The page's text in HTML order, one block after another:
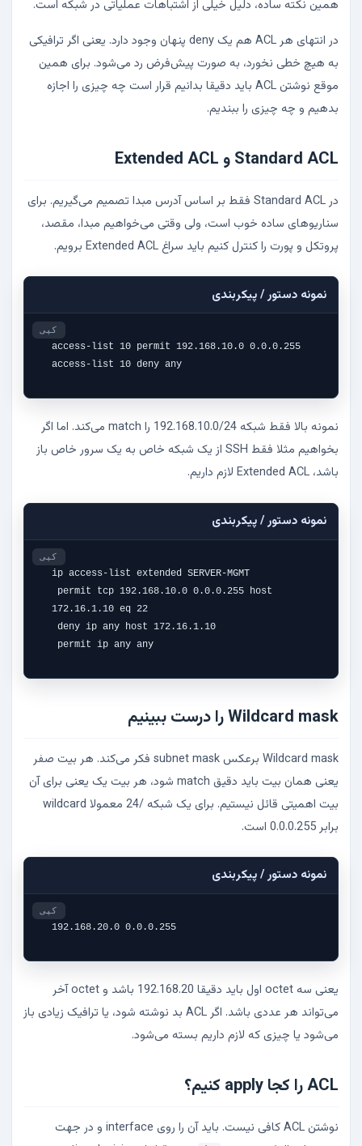
همین نکته ساده، دلیل خیلی از اشتباهات عملیاتی در شبکه است.
در انتهای هر ACL هم یک deny پنهان وجود دارد. یعنی اگر ترافیکی
به هیچ خطی نخورد، به صورت پیش‌فرض رد می‌شود. برای همین
موقع نوشتن ACL باید دقیقا بدانیم قرار است چه چیزی را اجازه
بدهیم و چه چیزی را ببندیم.
Standard ACL و Extended ACL
در Standard ACL فقط بر اساس آدرس مبدا تصمیم می‌گیریم. برای
سناریوهای ساده خوب است، ولی وقتی می‌خواهیم مبدا، مقصد،
پروتکل و پورت را کنترل کنیم باید سراغ Extended ACL برویم.
نمونه دستور / پیکربندی
access-list 10 permit 192.168.10.0 0.0.0.255
access-list 10 deny any
کپی
نمونه بالا فقط شبکه 192.168.10.0/24 را match می‌کند. اما اگر
بخواهیم مثلا فقط SSH از یک شبکه خاص به یک سرور خاص باز
باشد، Extended ACL لازم داریم.
نمونه دستور / پیکربندی
ip access-list extended SERVER-MGMT
172.16.1.10 eq 22
permit ip any any
کپی
Wildcard mask را درست ببینیم
Wildcard mask برعکس subnet mask فکر می‌کند. هر بیت صفر
یعنی همان بیت باید دقیق match شود، هر بیت یک یعنی برای آن
بیت اهمیتی قائل نیستیم. برای یک شبکه /24 معمولا wildcard
برابر 0.0.0.255 است.
نمونه دستور / پیکربندی
192.168.20.0 0.0.0.255
کپی
یعنی سه octet اول باید دقیقا 192.168.20 باشد و octet آخر
می‌تواند هر عددی باشد. اگر ACL بد نوشته شود، یا ترافیک زیادی باز
می‌شود یا چیزی که لازم داریم بسته می‌شود.
ACL را کجا apply کنیم؟
نوشتن ACL کافی نیست. باید آن را روی interface و در جهت